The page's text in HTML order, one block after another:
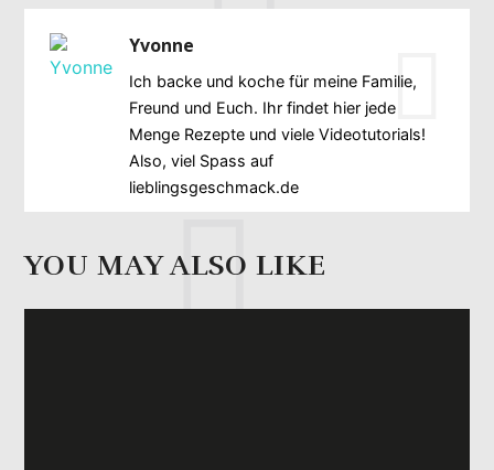
Yvonne
Ich backe und koche für meine Familie,
Freund und Euch. Ihr findet hier jede
Menge Rezepte und viele Videotutorials!
Also, viel Spass auf
lieblingsgeschmack.de
YOU MAY ALSO LIKE